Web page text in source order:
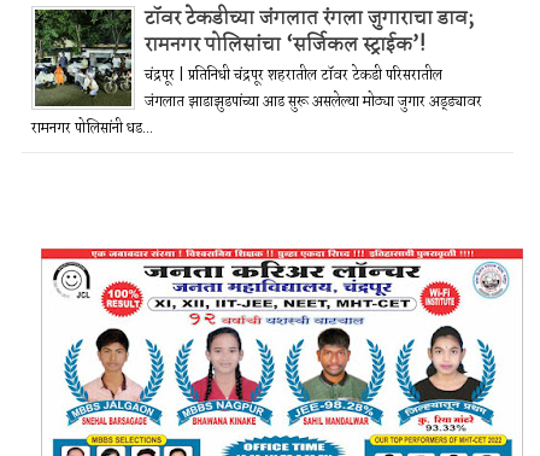
टॉवर टेकडीच्या जंगलात रंगला जुगाराचा डाव;
रामनगर पोलिसांचा ‘सर्जिकल स्ट्राईक’!
चंद्रपूर | प्रतिनिधी चंद्रपूर शहरातील टॉवर टेकडी परिसरातील
जंगलात झाडाझुडपांच्या आड सुरू असलेल्या मोठ्या जुगार अड्ड्यावर
रामनगर पोलिसांनी धड...